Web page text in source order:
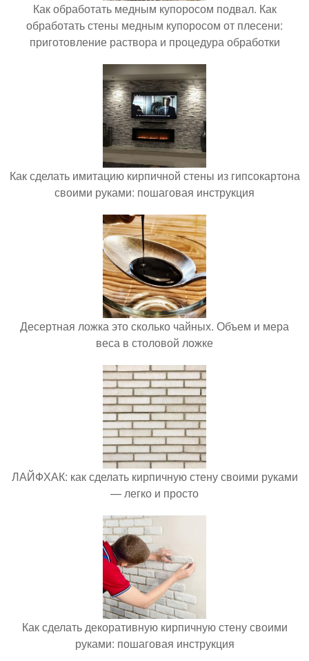
Как обработать медным купоросом подвал. Как
обработать стены медным купоросом от плесени:
приготовление раствора и процедура обработки
Как сделать имитацию кирпичной стены из гипсокартона
своими руками: пошаговая инструкция
Десертная ложка это сколько чайных. Объем и мера
веса в столовой ложке
ЛАЙФХАК: как сделать кирпичную стену своими руками
— легко и просто
Как сделать декоративную кирпичную стену своими
руками: пошаговая инструкция